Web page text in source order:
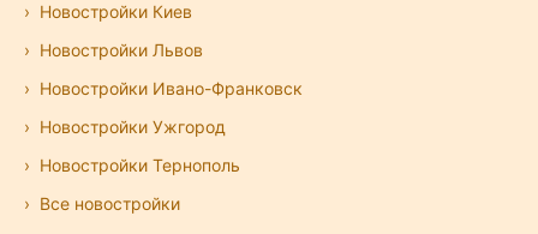
Новостройки Киев
Новостройки Львов
Новостройки Ивано-Франковск
Новостройки Ужгород
Новостройки Тернополь
Все новостройки